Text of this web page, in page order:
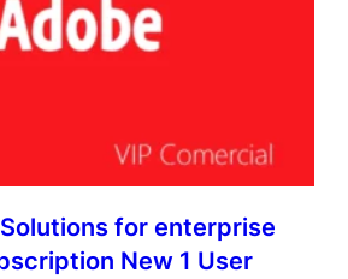
for enterprise
New 1 User